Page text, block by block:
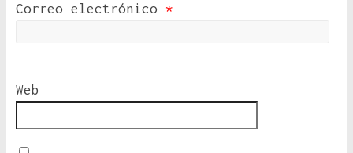
Correo electrónico *
Web